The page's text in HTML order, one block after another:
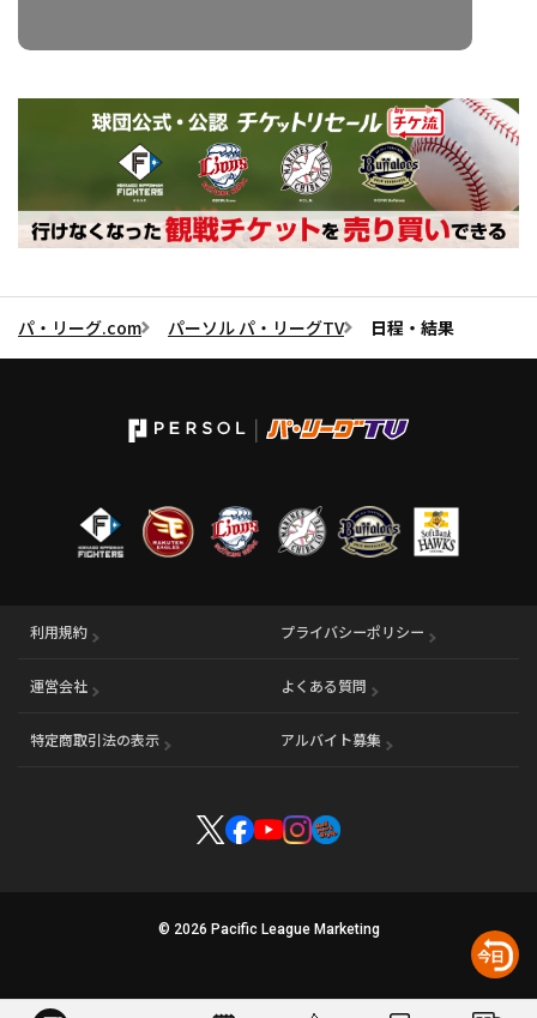
パ・リーグ.com パーソル パ・リーグTV 日程・結果
利用規約 プライバシーポリシー
運営会社 （別ウィンドウで開く） よくある質問
特定商取引法の表示 アルバイト募集 （別ウィンドウで開く
© 2026 Pacific League Marketing